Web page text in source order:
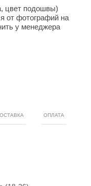
цвет подошвы)
от фотографий на
у менеджера
ОПЛАТА